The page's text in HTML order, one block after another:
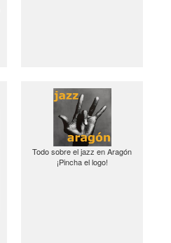
Todo sobre el jazz en Aragón
¡Pincha el logo!